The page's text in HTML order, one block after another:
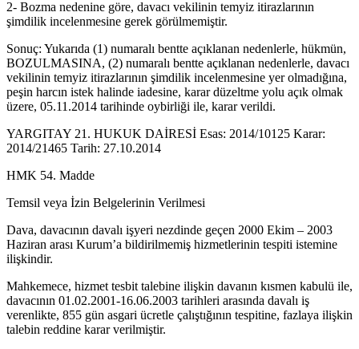
2- Bozma nedenine göre, davacı vekilinin temyiz itirazlarının
şimdilik incelenmesine gerek görülmemiştir.
Sonuç: Yukarıda (1) numaralı bentte açıklanan nedenlerle, hükmün,
BOZULMASINA, (2) numaralı bentte açıklanan nedenlerle, davacı
vekilinin temyiz itirazlarının şimdilik incelenmesine yer olmadığına,
peşin harcın istek halinde iadesine, karar düzeltme yolu açık olmak
üzere, 05.11.2014 tarihinde oybirliği ile, karar verildi.
YARGITAY 21. HUKUK DAİRESİ Esas: 2014/10125 Karar:
2014/21465 Tarih: 27.10.2014
HMK 54. Madde
Temsil veya İzin Belgelerinin Verilmesi
Dava, davacının davalı işyeri nezdinde geçen 2000 Ekim – 2003
Haziran arası Kurum’a bildirilmemiş hizmetlerinin tespiti istemine
ilişkindir.
Mahkemece, hizmet tesbit talebine ilişkin davanın kısmen kabulü ile,
davacının 01.02.2001-16.06.2003 tarihleri arasında davalı iş
verenlikte, 855 gün asgari ücretle çalıştığının tespitine, fazlaya ilişkin
talebin reddine karar verilmiştir.